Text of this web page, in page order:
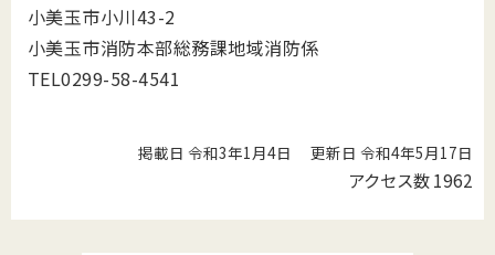
小美玉市小川43-2
小美玉市消防本部総務課地域消防係
TEL0299-58-4541
掲載日 令和3年1月4日 更新日 令和4年5月17日
アクセス数1962